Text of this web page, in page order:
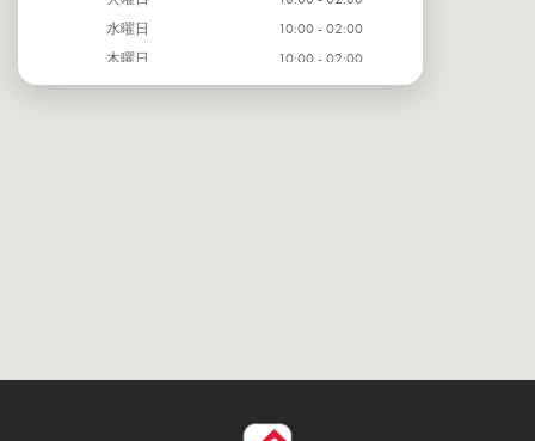
水曜日
10:00 - 02:00
木曜日
10:00 - 02:00